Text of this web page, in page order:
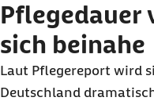
Pflegedauer
sich beinahe
Laut Pflegereport wird
Deutschland